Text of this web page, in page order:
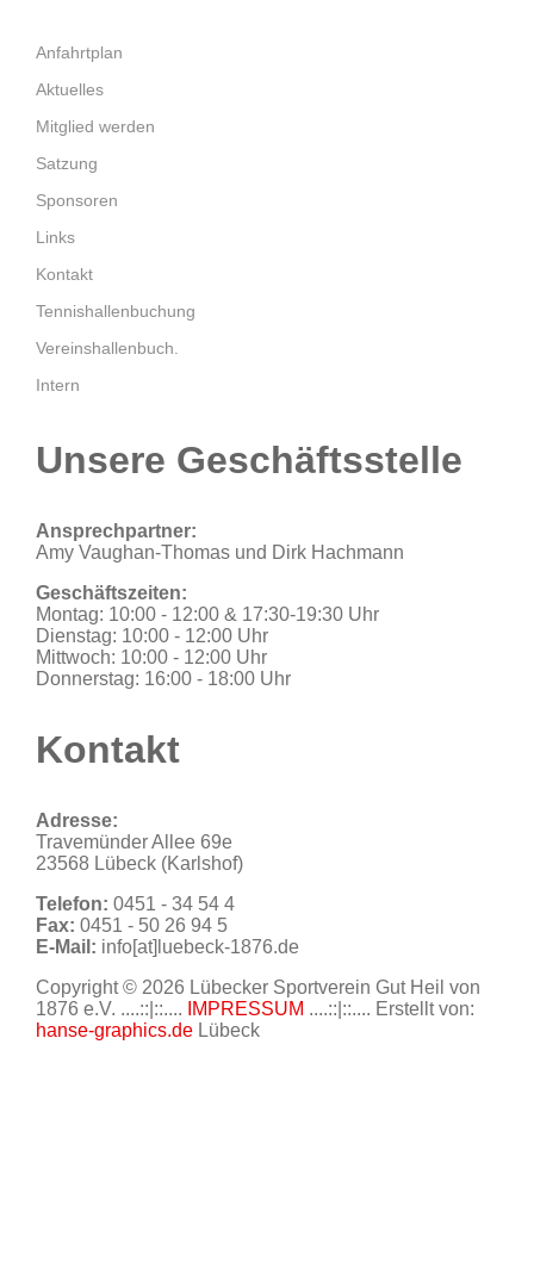
Anfahrtplan
Aktuelles
Mitglied werden
Satzung
Sponsoren
Links
Kontakt
Tennishallenbuchung
Vereinshallenbuch.
Intern
Unsere Geschäftsstelle
Ansprechpartner:
Amy Vaughan-Thomas und Dirk Hachmann
Geschäftszeiten:
Montag: 10:00 - 12:00 & 17:30-19:30 Uhr
Dienstag: 10:00 - 12:00 Uhr
Mittwoch: 10:00 - 12:00 Uhr
Donnerstag: 16:00 - 18:00 Uhr
Kontakt
Adresse:
Travemünder Allee 69e
23568 Lübeck (Karlshof)
Telefon: 0451 - 34 54 4
Fax: 0451 - 50 26 94 5
E-Mail: info[at]luebeck-1876.de
Copyright © 2026 Lübecker Sportverein Gut Heil von
1876 e.V. ....::|::....
IMPRESSUM ....::|::.... Erstellt von:
hanse-graphics.de Lübeck